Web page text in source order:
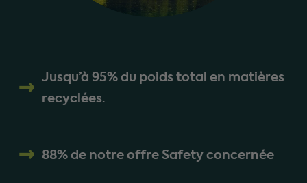
Jusqu’à 95% du poids total en matières
recyclées.
88% de notre offre Safety concernée